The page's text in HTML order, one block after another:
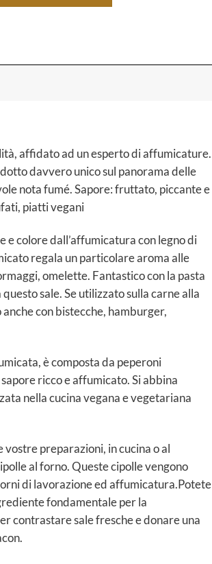
affidato ad un esperto di affumicature.
davvero unico sul panorama delle
nota fumé. Sapore: fruttato, piccante e
piatti vegani
e colore dall’affumicatura con legno di
regala un particolare aroma alle
omelette. Fantastico con la pasta
sale. Se utilizzato sulla carne alla
con bistecche, hamburger,
è composta da peperoni
ricco e affumicato. Si abbina
nella cucina vegana e vegetariana
preparazioni, in cucina o al
al forno. Queste cipolle vengono
di lavorazione ed affumicatura.Potete
fondamentale per la
contrastare sale fresche e donare una